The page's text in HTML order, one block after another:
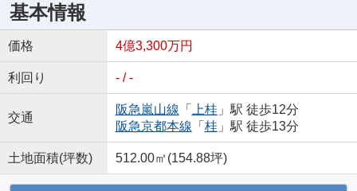
基本情報
価格 4億3,300万円
利回り - / -
交通
阪急嵐山線 「 上桂」駅 徒歩12分
阪急京都本線 「 桂」駅 徒歩13分
土地面積(坪数) 512.00㎡(154.88坪)